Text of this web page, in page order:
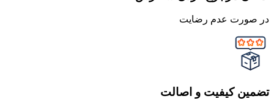
در صورت عدم رضایت
تضمین کیفیت و اصالت